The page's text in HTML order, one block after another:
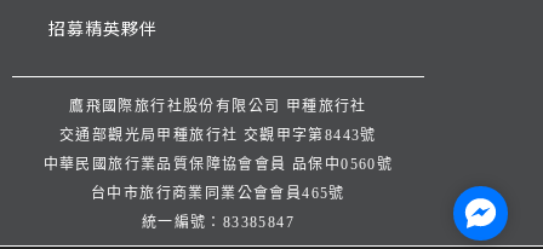
招募精英夥伴
鷹飛國際旅行社股份有限公司 甲種旅行社
交通部觀光局甲種旅行社 交觀甲字第8443號
中華民國旅行業品質保障協會會員 品保中0560號
台中市旅行商業同業公會會員465號
統一編號：83385847